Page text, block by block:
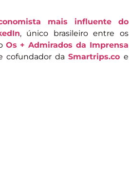
mais influente do
, único brasileiro entre os
Os + Admirados da Imprensa
cofundador daSmartrips.co e